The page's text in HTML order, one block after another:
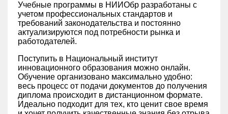
Учебные программы в НИИОбр разработаны с
учетом профессиональных стандартов и
требований законодательства и постоянно
актуализируются под потребности рынка и
работодателей.
Поступить в Национальный институт
инновационного образования можно онлайн.
Обучение организовано максимально удобно:
весь процесс от подачи документов до получения
диплома происходит в дистанционном формате.
Идеально подходит для тех, кто ценит свое время